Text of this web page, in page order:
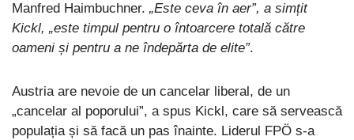
Manfred Haimbuchner. „Este ceva în aer”, a simțit
Kickl, „este timpul pentru o întoarcere totală către
oameni și pentru a ne îndepărta de elite”.
Austria are nevoie de un cancelar liberal, de un
„cancelar al poporului”, a spus Kickl, care să servească
populația și să facă un pas înainte. Liderul FPÖ s-a